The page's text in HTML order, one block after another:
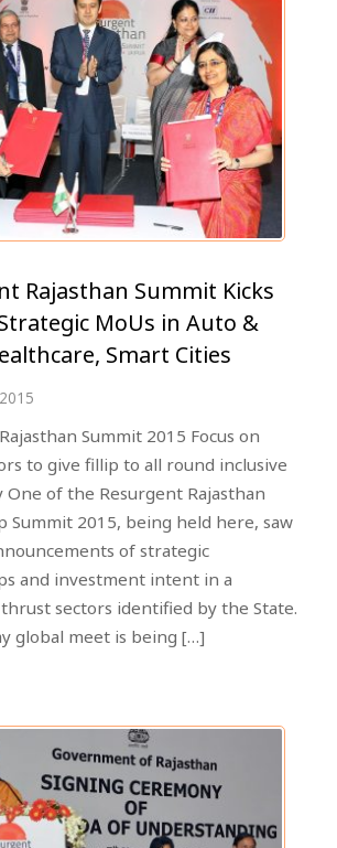
Rajasthan Summit Kicks
MoUs in Auto &
Smart Cities
Summit 2015 Focus on
to give fillip to all round inclusive
One of the Resurgent Rajasthan
Summit 2015, being held here, saw
of strategic
and investment intent in a
sectors identified by the State.
global meet is being […]